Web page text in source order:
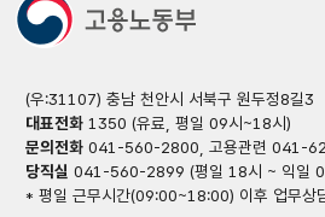
(우:31107) 충남 천안시 서북구 원두정8길3
대표전화1350 (유료, 평일 09시~18시)
문의전화041-560-2800, 고용관련 041-
당직실 041-560-2899 (평일 18시 ~ 익일
* 평일 근무시간(09:00~18:00) 이후 업무상